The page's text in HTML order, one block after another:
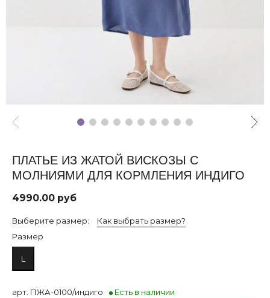
ПЛАТЬЕ ИЗ ЖАТОЙ ВИСКОЗЫ С
МОЛНИЯМИ ДЛЯ КОРМЛЕНИЯ ИНДИГО
4990.00 руб
Выберите размер:
Как выбрать размер?
Размер
L
арт. ПЖА-0100/индиго Есть в наличии